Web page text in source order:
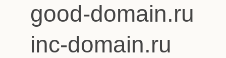
good-domain.ru
inc-domain.ru